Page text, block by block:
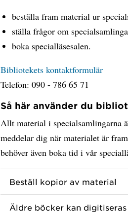
beställa fram material ur
ställa frågor om
boka specialläsesalen.
Bibliotekets kontaktformulär
Telefon: 090 - 786 65 71
Så här använder du
Allt material i specialsamlingarna
meddelar dig när materialet är
behöver även boka tid i vår
Beställ kopior av material
Äldre böcker kan